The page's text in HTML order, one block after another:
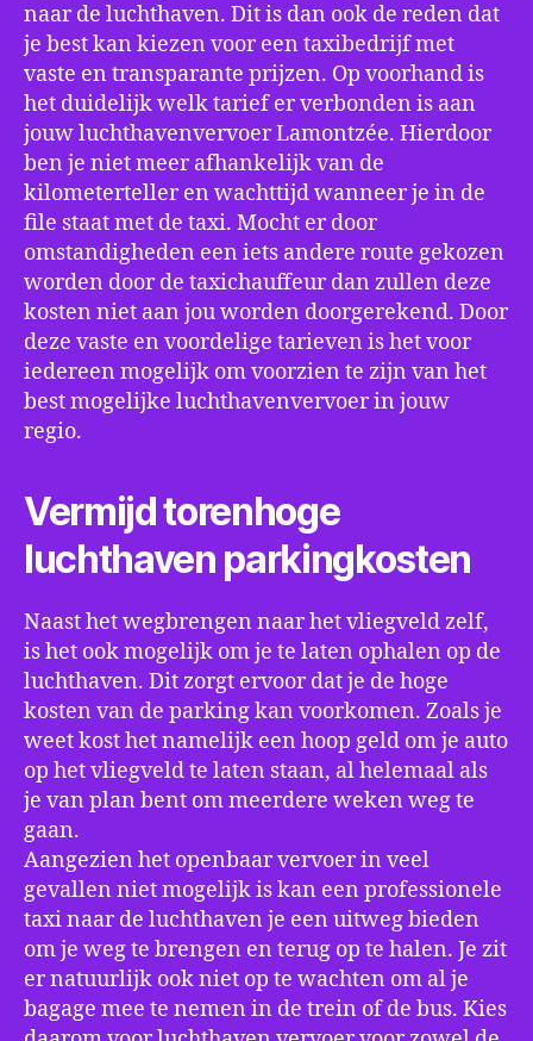
naar de luchthaven. Dit is dan ook de reden dat
je best kan kiezen voor een taxibedrijf met
vaste en transparante prijzen. Op voorhand is
het duidelijk welk tarief er verbonden is aan
jouw luchthavenvervoer Lamontzée. Hierdoor
ben je niet meer afhankelijk van de
kilometerteller en wachttijd wanneer je in de
file staat met de taxi. Mocht er door
omstandigheden een iets andere route gekozen
worden door de taxichauffeur dan zullen deze
kosten niet aan jou worden doorgerekend. Door
deze vaste en voordelige tarieven is het voor
iedereen mogelijk om voorzien te zijn van het
best mogelijke luchthavenvervoer in jouw
regio.
Vermijd torenhoge
luchthaven parkingkosten
Naast het wegbrengen naar het vliegveld zelf,
is het ook mogelijk om je te laten ophalen op de
luchthaven. Dit zorgt ervoor dat je de hoge
kosten van de parking kan voorkomen. Zoals je
weet kost het namelijk een hoop geld om je auto
op het vliegveld te laten staan, al helemaal als
je van plan bent om meerdere weken weg te
gaan.
Aangezien het openbaar vervoer in veel
gevallen niet mogelijk is kan een professionele
taxi naar de luchthaven je een uitweg bieden
om je weg te brengen en terug op te halen. Je zit
er natuurlijk ook niet op te wachten om al je
bagage mee te nemen in de trein of de bus. Kies